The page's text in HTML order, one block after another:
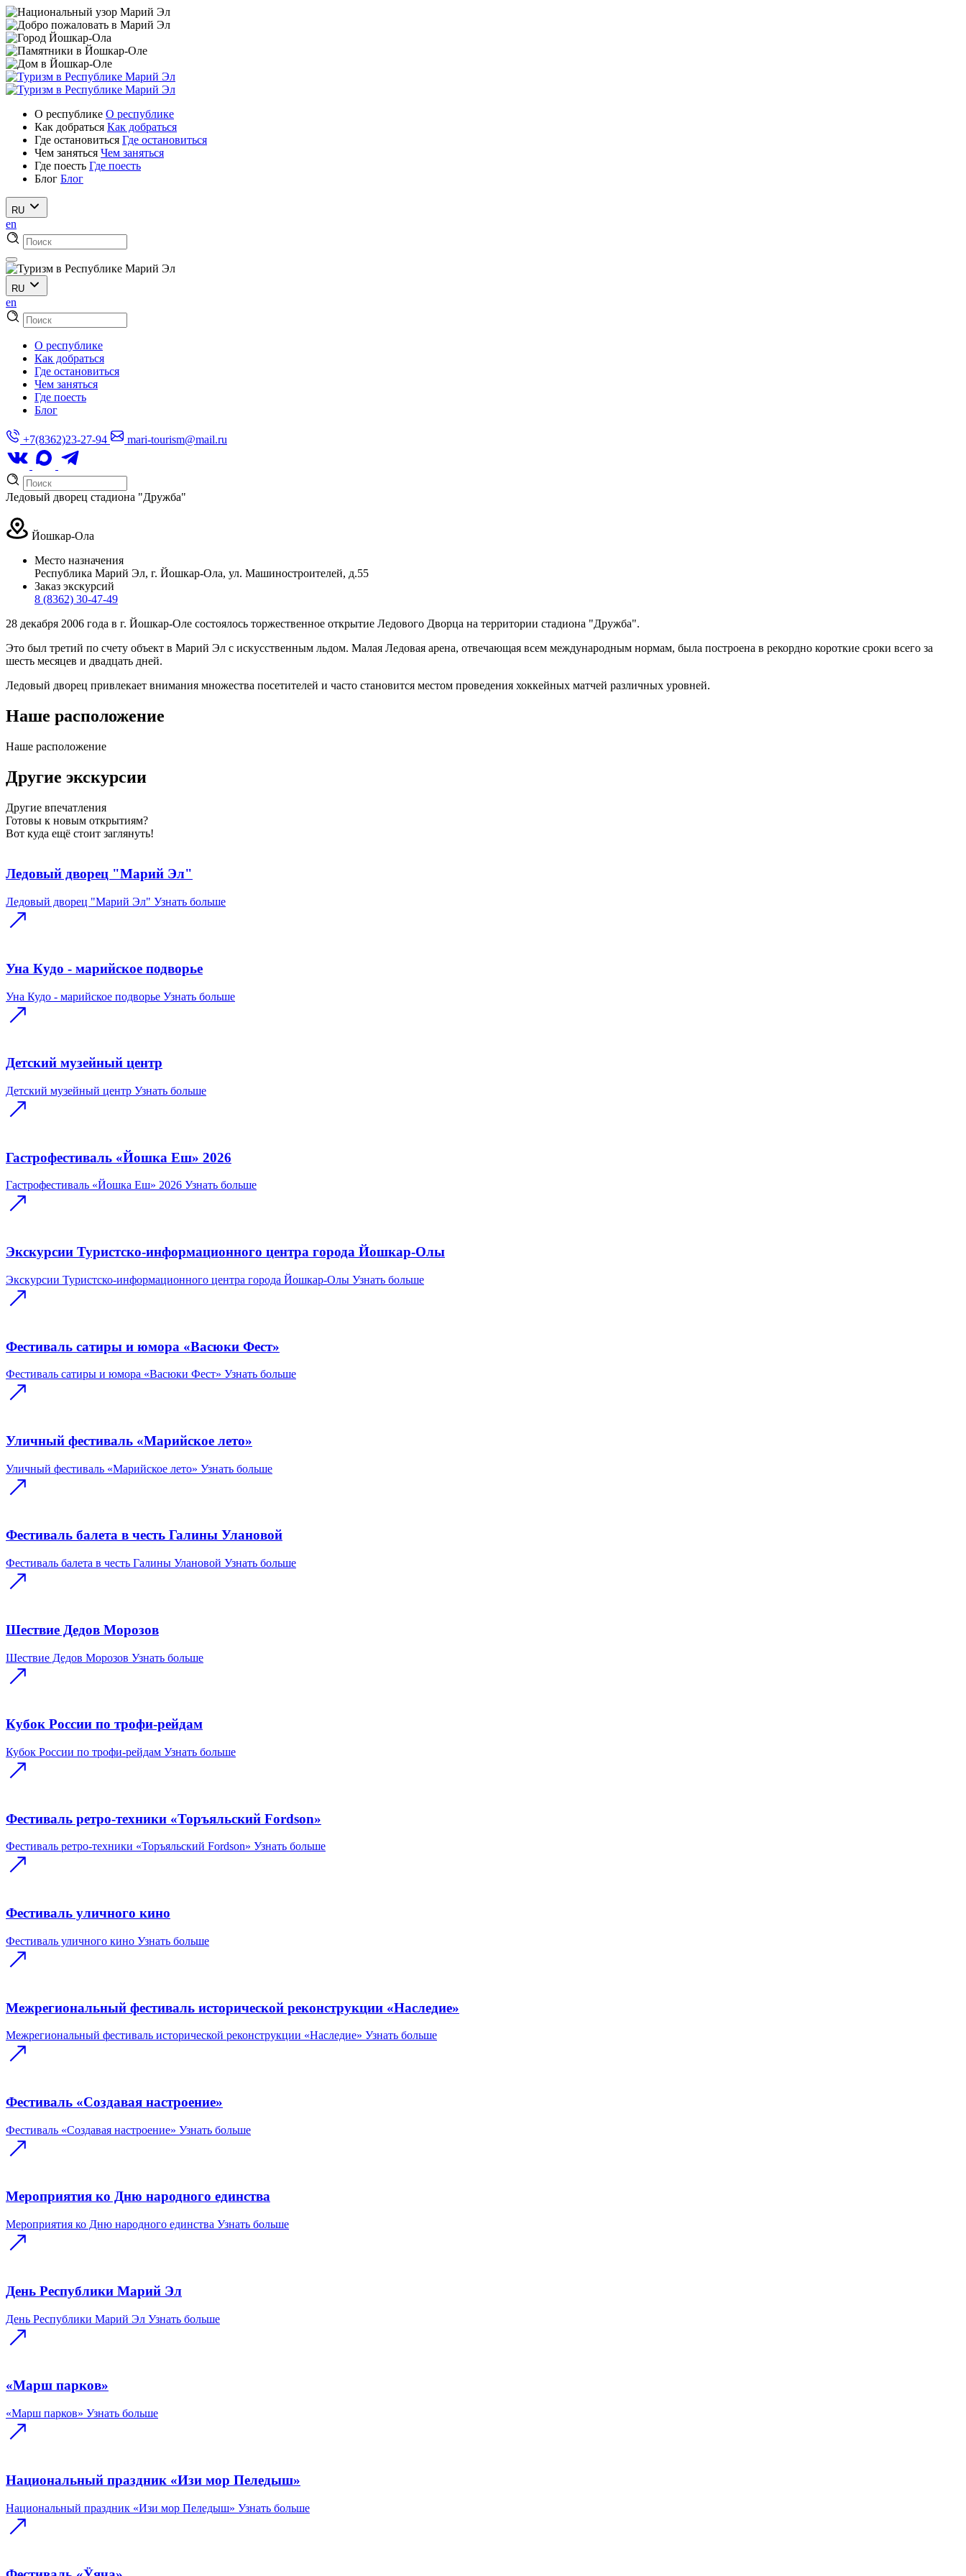
О республике О республике
Как добраться Как добраться
Где остановиться Где остановиться
Чем заняться Чем заняться
Где поесть Где поесть
Блог Блог
RU
en
RU
en
О республике
Как добраться
Где остановиться
Чем заняться
Где поесть
Блог
+7(8362)23-27-94 mari-tourism@mail.ru
Ледовый дворец стадиона "Дружба"
Йошкар-Ола
Место назначения
Республика Марий Эл, г. Йошкар-Ола, ул. Машиностроителей, д.55
Заказ экскурсий
8 (8362) 30-47-49
28 декабря 2006 года в г. Йошкар-Оле состоялось торжественное открытие Ледового Дворца на территории стадиона "Дружба".
Это был третий по счету объект в Марий Эл с искусственным льдом. Малая Ледовая арена, отвечающая всем международным нормам, была построена в рекордно короткие сроки всего за
шесть месяцев и двадцать дней.
Ледовый дворец привлекает внимания множества посетителей и часто становится местом проведения хоккейных матчей различных уровней.
Наше расположение
Наше расположение
Другие экскурсии
Другие впечатления
Готовы к новым открытиям?
Вот куда ещё стоит заглянуть!
Ледовый дворец "Марий Эл"
Ледовый дворец "Марий Эл" Узнать больше
Уна Кудо - марийское подворье
Уна Кудо - марийское подворье Узнать больше
Детский музейный центр
Детский музейный центр Узнать больше
Гастрофестиваль «Йошка Еш» 2026
Гастрофестиваль «Йошка Еш» 2026 Узнать больше
Экскурсии Туристско-информационного центра города Йошкар-Олы
Экскурсии Туристско-информационного центра города Йошкар-Олы Узнать больше
Фестиваль сатиры и юмора «Васюки Фест»
Фестиваль сатиры и юмора «Васюки Фест» Узнать больше
Уличный фестиваль «Марийское лето»
Уличный фестиваль «Марийское лето» Узнать больше
Фестиваль балета в честь Галины Улановой
Фестиваль балета в честь Галины Улановой Узнать больше
Шествие Дедов Морозов
Шествие Дедов Морозов Узнать больше
Кубок России по трофи-рейдам
Кубок России по трофи-рейдам Узнать больше
Фестиваль ретро-техники «Торъяльский Fordson»
Фестиваль ретро-техники «Торъяльский Fordson» Узнать больше
Фестиваль уличного кино
Фестиваль уличного кино Узнать больше
Межрегиональный фестиваль исторической реконструкции «Наследие»
Межрегиональный фестиваль исторической реконструкции «Наследие» Узнать больше
Фестиваль «Создавая настроение»
Фестиваль «Создавая настроение» Узнать больше
Мероприятия ко Дню народного единства
Мероприятия ко Дню народного единства Узнать больше
День Республики Марий Эл
День Республики Марий Эл Узнать больше
«Марш парков»
«Марш парков» Узнать больше
Национальный праздник «Изи мор Пеледыш»
Национальный праздник «Изи мор Пеледыш» Узнать больше